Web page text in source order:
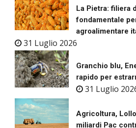
La Pietra: filiera
fondamentale
agroalimentare
31 Luglio 2026
Granchio blu,
rapido per
31 Luglio
Agricoltura,
miliardi Pac